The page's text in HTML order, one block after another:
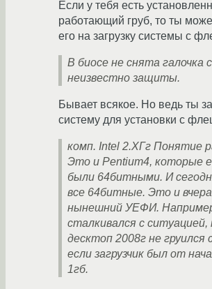
Если у тебя есть
работающий груб, то ты
его на загрузку системы с
В биосе не снята галочка
неизвестно защиты.
Бывает всякое. Но ведь ты
систему для установки с
комп. Intel 2.XГг Понятие
Это и Pentium4, которые
были 64битными. И
все 64битные. Это и
нынешний УЕФИ.
сталкивался с ситуацией,
десктоп 2008г не груился
если загрузчик был от
1гб.